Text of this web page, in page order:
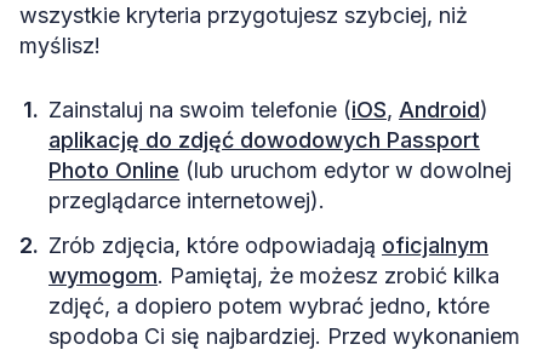
wszystkie kryteria przygotujesz szybciej, niż
myślisz!
Zainstaluj na swoim telefonie (iOS, Android)
aplikację do zdjęć dowodowych Passport
Photo Online (lub uruchom edytor w dowolnej
przeglądarce internetowej).
Zrób zdjęcia, które odpowiadają oficjalnym
wymogom. Pamiętaj, że możesz zrobić kilka
zdjęć, a dopiero potem wybrać jedno, które
spodoba Ci się najbardziej. Przed wykonaniem